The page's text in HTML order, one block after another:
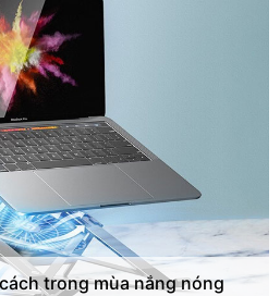
trong mùa nắng nóng